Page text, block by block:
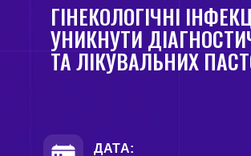
ДАТА:
ГІНЕКОЛОГІЧНІ
УНИКНУТИ
ТА ЛІКУВАЛЬНИХ